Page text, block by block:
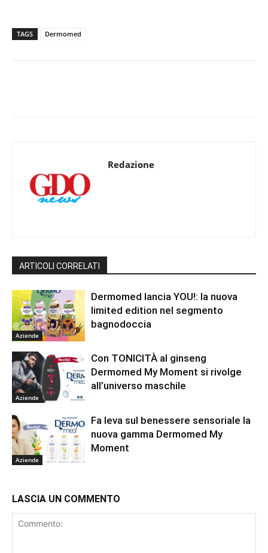
TAGS Dermomed
Redazione
ARTICOLI CORRELATI
Aziende
Dermomed lancia YOU!: la nuova
limited edition nel segmento
bagnodoccia
Aziende
Con TONICITÀ al ginseng
Dermomed My Moment si rivolge
all’universo maschile
Aziende
Fa leva sul benessere sensoriale la
nuova gamma Dermomed My
Moment
LASCIA UN COMMENTO